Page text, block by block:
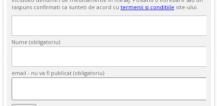
raspuns confirmati ca sunteti de acord cu termenii si conditiile site-ului.
Nume (obligatoriu)
email - nu va fi publicat (obligatoriu)